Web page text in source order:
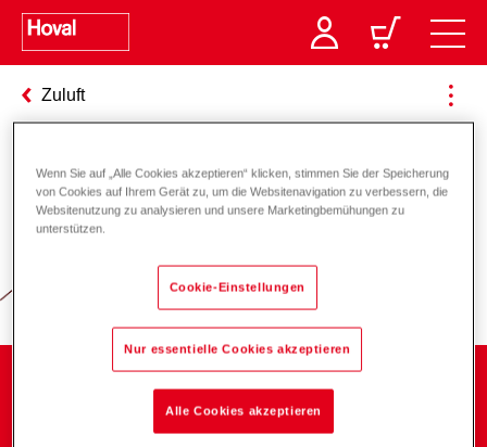
Zuluft
Verantwortung für Energie und
Wenn Sie auf „Alle Cookies akzeptieren“ klicken, stimmen Sie der Speicherung
von Cookies auf Ihrem Gerät zu, um die Websitenavigation zu verbessern, die
Websitenutzung zu analysieren und unsere Marketingbemühungen zu
unterstützen.
Cookie-Einstellungen
Nur essentielle Cookies akzeptieren
Alle Cookies akzeptieren